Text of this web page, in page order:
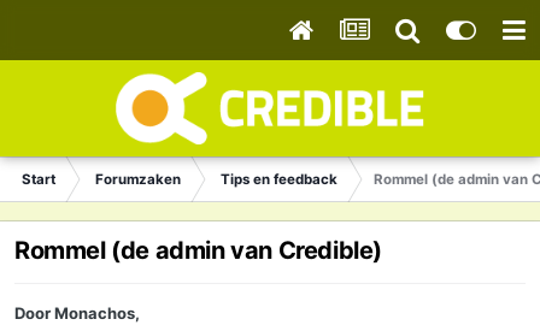
Start Forumzaken Tips en feedback Rommel (de admin van
Rommel (de admin van Credible)
DoorMonachos,